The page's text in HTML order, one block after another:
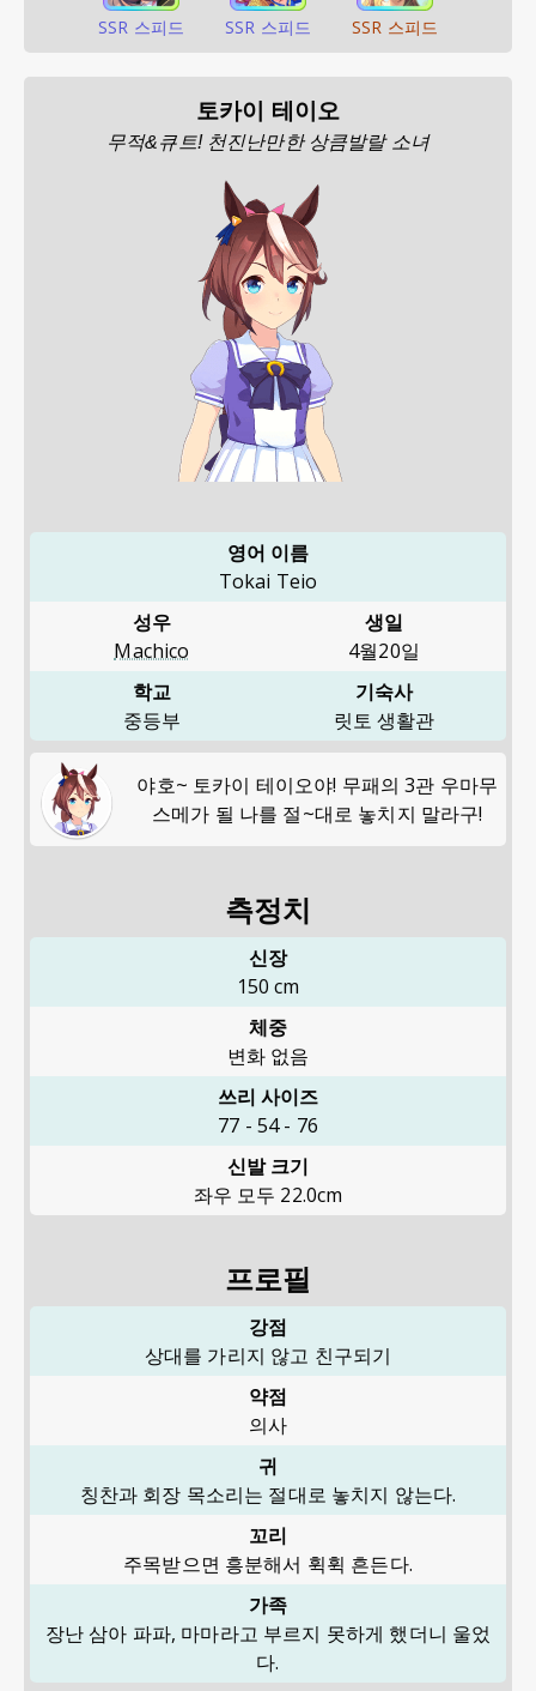
SSR 스피드 SSR 스피드 SSR 스피드
토카이 테이오
무적&큐트! 천진난만한 상큼발랄 소녀
영어 이름
Tokai Teio
성우
Machico
생일
4월20일
학교
중등부
기숙사
릿토 생활관
야호~ 토카이 테이오야! 무패의 3관 우마무
스메가 될 나를 절~대로 놓치지 말라구!
측정치
신장
150 cm
체중
변화 없음
쓰리 사이즈
77 - 54- 76
신발 크기
좌우 모두 22.0cm
프로필
강점
상대를 가리지 않고 친구되기
약점
의사
귀
칭찬과 회장 목소리는 절대로 놓치지 않는다.
꼬리
주목받으면 흥분해서 휙휙 흔든다.
가족
장난 삼아 파파, 마마라고 부르지 못하게 했더니 울었
다.